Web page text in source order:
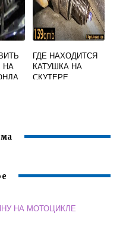
НА
ГДЕ НАХОДИТСЯ
КАТУШКА НА
СКУТЕРЕ
НА МОТОЦИКЛЕ